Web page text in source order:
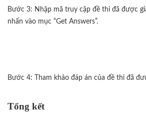
Bước 3: Nhập mã truy cập đề thi đã được
nhấn vào mục “Get Answers”.
Bước 4: Tham khảo đáp án của đề thi đã
Tổng kết